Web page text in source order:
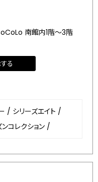
南館内1階～3階
る
/ シリーズエイト /
コレクション /